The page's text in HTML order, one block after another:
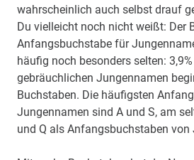
wahrscheinlich auch selbst drauf
Du vielleicht noch nicht weißt: Der
Anfangsbuchstabe für
häufig noch besonders selten:
gebräuchlichen Jungennamen
Buchstaben. Die häufigsten
Jungennamen sind A und S, am
und Q als Anfangsbuchstaben von